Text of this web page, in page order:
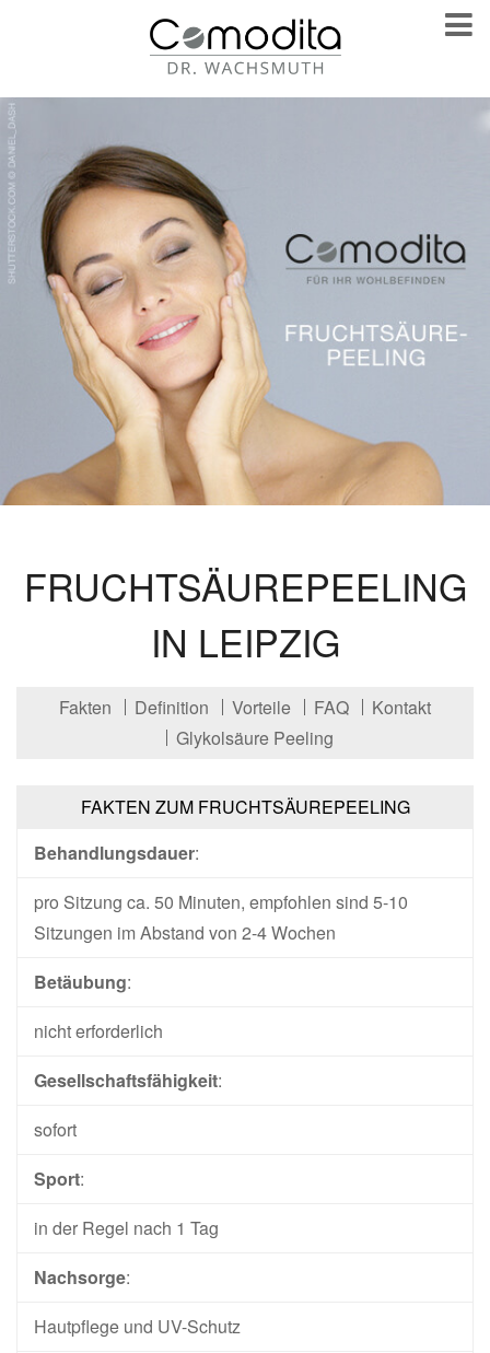
FRUCHTSÄUREPEELING
IN LEIPZIG
Fakten Definition Vorteile FAQ
Kontakt
Glykolsäure Peeling
FAKTEN ZUM FRUCHTSÄUREPEELING
Behandlungsdauer:
pro Sitzung ca. 50 Minuten, empfohlen sind 5-10
Sitzungen im Abstand von 2-4 Wochen
Betäubung:
nicht erforderlich
Gesellschaftsfähigkeit:
sofort
Sport:
in der Regel nach 1 Tag
Nachsorge:
Hautpflege und UV-Schutz